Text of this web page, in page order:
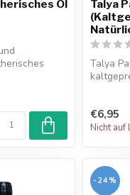
Öl
Talya
Talya
€6,95
Nicht auf
-24%